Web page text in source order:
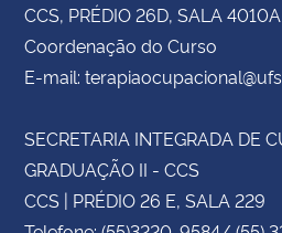
CCS, PRÉDIO 26D, SALA 4010A
Coordenação do Curso
E-mail:
SECRETARIA INTEGRADA DE
GRADUAÇÃO II - CCS
CCS | PRÉDIO 26 E, SALA 229